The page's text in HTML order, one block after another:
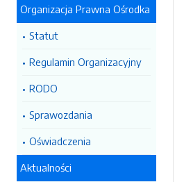
Organizacja Prawna Ośrodka
Statut
Regulamin Organizacyjny
RODO
Sprawozdania
Oświadczenia
Aktualności